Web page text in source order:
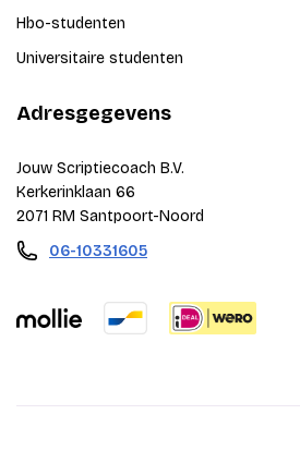
Hbo-studenten
Universitaire studenten
Adresgegevens
Jouw Scriptiecoach B.V.
Kerkerinklaan 66
2071 RM Santpoort-Noord
06-10331605